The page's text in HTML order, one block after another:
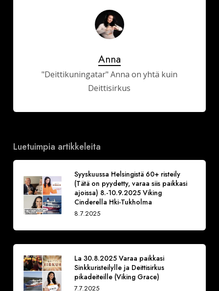
Anna
"Deittikuningatar" Anna on yhtä kuin
Deittisirkus
Luetuimpia artikkeleita
Syyskuussa Helsingistä 60+ risteily
(Tätä on pyydetty, varaa siis paikkasi
ajoissa) 8.-10.9.2025 Viking
Cinderella Hki-Tukholma
8.7.2025
La 30.8.2025 Varaa paikkasi
Sinkkuristeilylle ja Deittisirkus
pikadeiteille (Viking Grace)
7.7.2025